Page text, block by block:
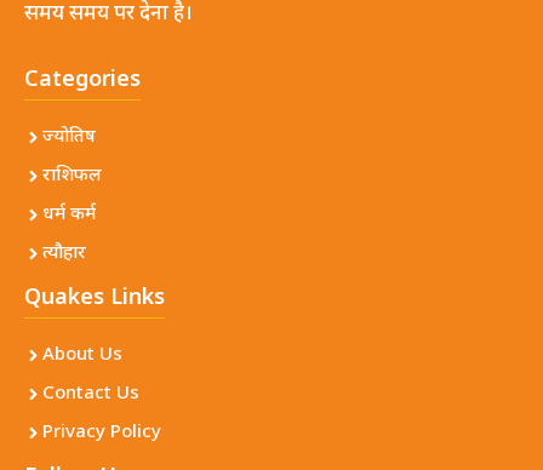
समय समय पर देना है।
Categories
ज्योतिष
राशिफल
धर्म कर्म
त्यौहार
Quakes Links
About Us
Contact Us
Privacy Policy